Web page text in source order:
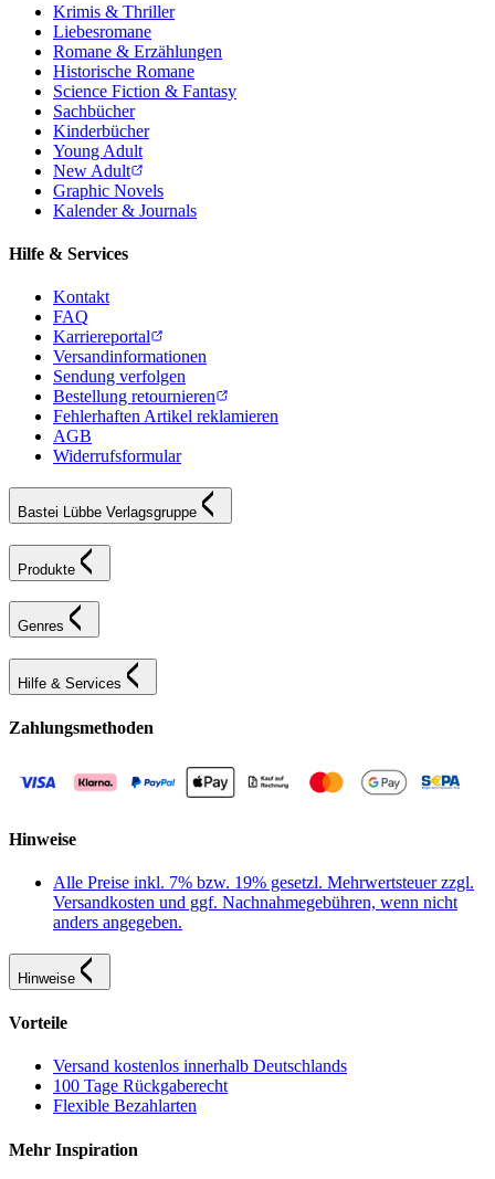
Krimis & Thriller
Liebesromane
Romane & Erzählungen
Historische Romane
Science Fiction & Fantasy
Sachbücher
Kinderbücher
Young Adult
New Adult
Graphic Novels
Kalender & Journals
Hilfe & Services
Kontakt
FAQ
Karriereportal
Versandinformationen
Sendung verfolgen
Bestellung retournieren
Fehlerhaften Artikel reklamieren
AGB
Widerrufsformular
Bastei Lübbe Verlagsgruppe
Produkte
Genres
Hilfe & Services
Zahlungsmethoden
Hinweise
Alle Preise inkl. 7% bzw. 19% gesetzl. Mehrwertsteuer zzgl.
Versandkosten und ggf. Nachnahmegebühren, wenn nicht
anders angegeben.
Hinweise
Vorteile
Versand kostenlos innerhalb Deutschlands
100 Tage Rückgaberecht
Flexible Bezahlarten
Mehr Inspiration